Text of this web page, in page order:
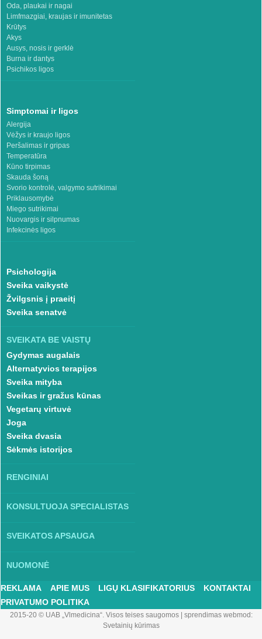
Oda, plaukai ir nagai
Limfmazgiai, kraujas ir imunitetas
Krūtys
Akys
Ausys, nosis ir gerklė
Burna ir dantys
Psichikos ligos
Simptomai ir ligos
Alergija
Vėžys ir kraujo ligos
Peršalimas ir gripas
Temperatūra
Kūno tirpimas
Skauda šoną
Svorio kontrolė, valgymo sutrikimai
Priklausomybė
Miego sutrikimai
Nuovargis ir silpnumas
Infekcinės ligos
Psichologija
Sveika vaikystė
Žvilgsnis į praeitį
Sveika senatvė
SVEIKATA BE VAISTŲ
Gydymas augalais
Alternatyvios terapijos
Sveika mityba
Sveikas ir gražus kūnas
Vegetarų virtuvė
Joga
Sveika dvasia
Sėkmės istorijos
RENGINIAI
KONSULTUOJA SPECIALISTAS
SVEIKATOS APSAUGA
NUOMONĖ
REKLAMA APIE MUS LIGŲ KLASIFIKATORIUS
KONTAKTAI
PRIVATUMO POLITIKA
2015-20 © UAB „Vlmedicina“. Visos teises saugomos| sprendimas webmod:
Svetainių kūrimas